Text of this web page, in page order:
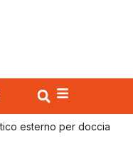
esterno per doccia